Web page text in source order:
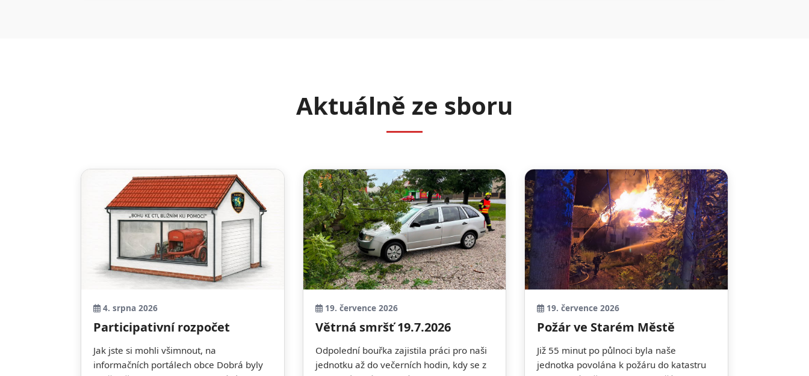
Aktuálně ze sboru
4. srpna 2026
Participativní rozpočet
Jak jste si mohli všimnout, na
informačních portálech obce Dobrá byly
19. července 2026
Větrná smršť 19.7.2026
Odpolední bouřka zajistila práci pro naši
jednotku až do večerních hodin, kdy se z
19. července 2026
Požár ve Starém Městě
Již 55 minut po půlnoci byla naše
jednotka povolána k požáru do katastru